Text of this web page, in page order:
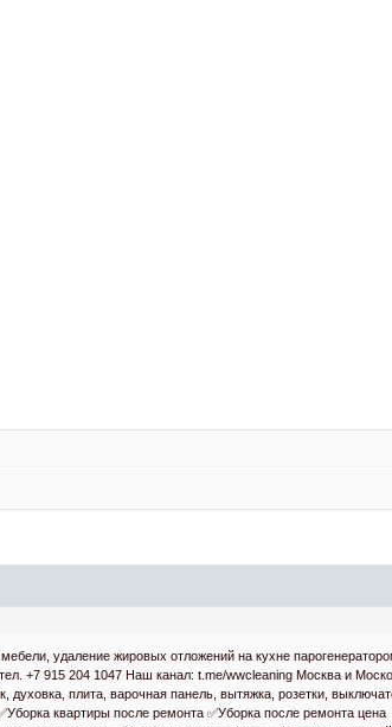
удаление жировых отложений на кухне
+7 915 204 1047 Наш канал: t.me/wwcleaning Москва и
плита, варочная панель, вытяжка, розетки,
квартиры после ремонта ✅Уборка после ремонта